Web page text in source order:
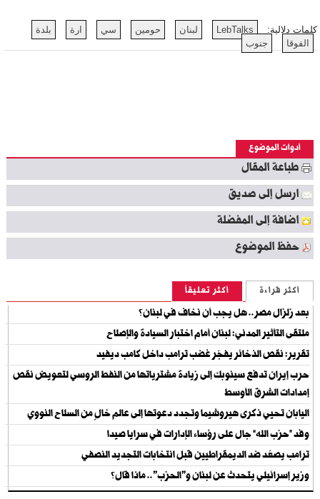
كلمات دلالية: LebTalks لبنان حومين سي ارة
بلدة
الفوقا
جنوب
أدوات الموضوع
طباعة المقال
ارسل إلى صديق
اضافة إلى المفضلة
حفظ الموضوع
أكثر قراءة أكثر تعليقاً
بعد زلزال مصر.. هل يجب أن نخاف في لبنان؟
ملتقى التأثير المدني: لبنان أمام اختبار السيادة والإصلاح
تقرير: نقص الذخائر يفجّر غضب ترامب داخل كامب ديفيد
حرب إيران تدفع سينوبك إلى زيادة مشترياتها من النفط الروسي لتعويض نقص
إمدادات الشرق الأوسط
اليابان تحيي ذكرى هيروشيما وتجدد دعوتها إلى عالم خالٍ من السلاح النووي
وفد “حزب الله” جال على رؤساء الإدارات في سرايا صيدا
ترامب يصعّد ضد الديمقراطيين قبل انتخابات التجديد النصفي
وزير إسرائيلي يتحدث عن لبنان و"الحزب".. ماذا قال؟